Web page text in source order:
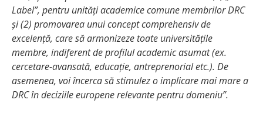
Label”, pentru unități academice comune membrilor DRC
și (2) promovarea unui concept comprehensiv de
excelență, care să armonizeze toate universitățile
membre, indiferent de profilul academic asumat (ex.
cercetare-avansată, educație, antreprenorial etc.). De
asemenea, voi încerca să stimulez o implicare mai mare a
DRC în deciziile europene relevante pentru domeniu”.